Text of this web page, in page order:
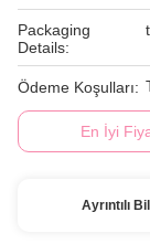
Packaging
Details:
Ödeme Koşulları:
En İyi
Ayrıntılı